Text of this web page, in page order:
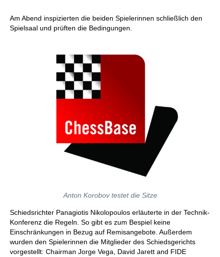
Am Abend inspizierten die beiden Spielerinnen schließlich den
Spielsaal und prüften die Bedingungen.
Anton Korobov testet die Sitze
Schiedsrichter Panagiotis Nikolopoulos erläuterte in der Technik-
Konferenz die Regeln. So gibt es zum Bespiel keine
Einschränkungen in Bezug auf Remisangebote. Außerdem
wurden den Spielerinnen die Mitglieder des Schiedsgerichts
vorgestellt: Chairman Jorge Vega, David Jarett and FIDE